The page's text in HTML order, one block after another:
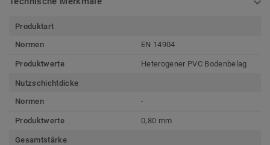
Produktart
Normen
EN 14904
Produktwerte Heterogener PVC Bodenbelag
Nutzschichtdicke
Normen
-
Produktwerte 0,80 mm
Gesamtstärke